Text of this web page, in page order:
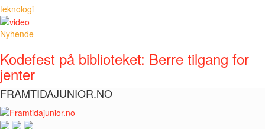
teknologi
Nyhende
Kodefest på biblioteket: Berre tilgang for
jenter
FRAMTIDAJUNIOR.NO